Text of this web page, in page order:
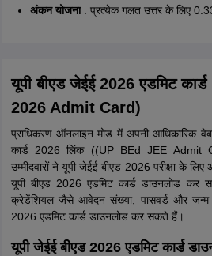
अंकन योजना: प्रत्येक गलत उत्तर के लिए
यूपी बीएड जेईई 2026 एडमिट
2026 Admit Card)
प्राधिकरण ऑनलाइन मोड में अपनी आधिकारिक
कार्ड 2026 लिंक ((UP BEd JEE Admit
उम्मीदवारों ने यूपी जेईई बीएड 2026 परीक्षा के
यूपी बीएड 2026 एडमिट कार्ड डाउनलोड कर
क्रेडेंशियल जैसे आवेदन संख्या, पासवर्ड और जन्म
2026 एडमिट कार्ड डाउनलोड कर सकते हैं।
यूपी जेईई बीएड 2026 एडमिट कार्ड